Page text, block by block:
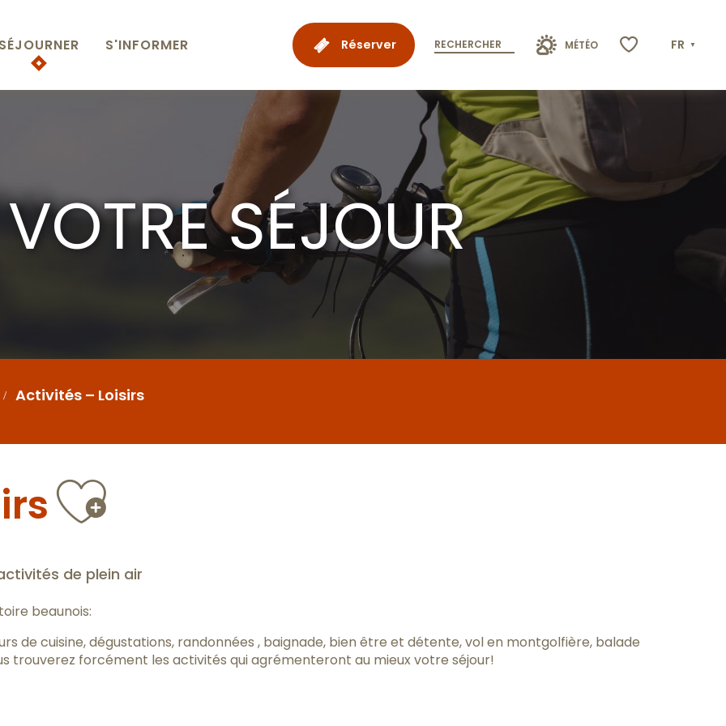
Réserver RECHERCHER MÉTÉO FR
SÉJOURNER S'INFORMER
SÉJOUR
Activités – Loisirs
Ajouter aux favoris
de plein air
beaunois:
de cuisine, dégustations, randonnées , baignade, bien être et détente, vol en montgolfière, balade
trouverez forcément les activités qui agrémenteront au mieux votre séjour!